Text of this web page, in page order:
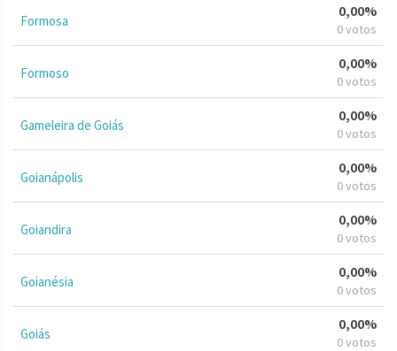
Formosa
0,00%
0 votos
Formoso
0,00%
0 votos
Gameleira de Goiás
0,00%
0 votos
Goianápolis
0,00%
0 votos
Goiandira
0,00%
0 votos
Goianésia
0,00%
0 votos
Goiás
0,00%
0 votos